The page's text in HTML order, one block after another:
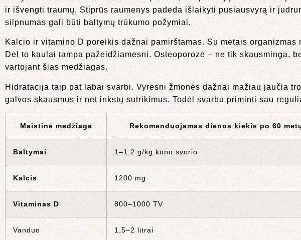
ir išvengti traumų. Stiprūs raumenys padeda išlaikyti pusiausvyrą ir
silpnumas gali būti baltymų trūkumo požymiai.
Kalcio ir vitamino D poreikis dažnai pamirštamas. Su metais
Dėl to kaulai tampa pažeidžiamesni. Osteoporozė – ne tik
vartojant šias medžiagas.
Hidratacija taip pat labai svarbi. Vyresni žmonės dažnai mažiau jaučia
galvos skausmus ir net inkstų sutrikimus. Todėl svarbu priminti sau
Maistinė medžiaga Rekomenduojamas dienos kiekis po 60
Baltymai 1–1,2 g/kg kūno svorio
Kalcis 1200 mg
Vitaminas D 800–1000 TV
Vanduo 1,5–2 litrai